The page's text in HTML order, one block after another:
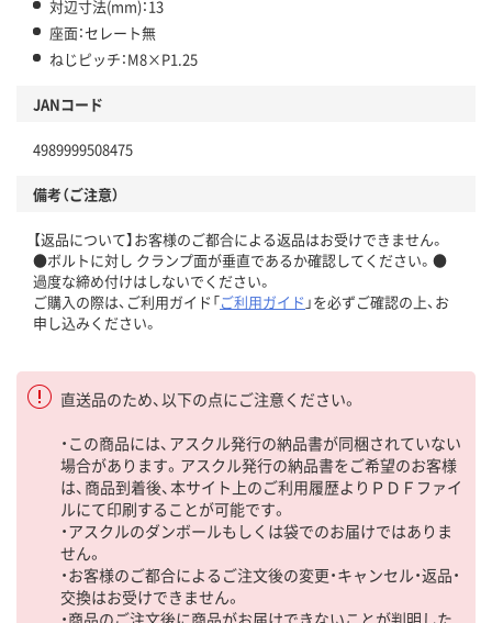
対辺寸法(mm)：13
座面：セレート無
ねじピッチ：M8×P1.25
JANコード
4989999508475
備考（ご注意）
【返品について】お客様のご都合による返品はお受けできません。
●ボルトに対し クランプ面が垂直であるか確認してください。●
過度な締め付けはしないでください。
ご購入の際は、ご利用ガイド「ご利用ガイド 」を必ずご確認の上、お
申し込みください。
直送品のため、以下の点にご注意ください。
・この商品には、アスクル発行の納品書が同梱されていない
場合があります。アスクル発行の納品書をご希望のお客様
は、商品到着後、本サイト上のご利用履歴よりＰＤＦファイ
ルにて印刷することが可能です。
・アスクルのダンボールもしくは袋でのお届けではありま
せん。
・お客様のご都合によるご注文後の変更・キャンセル・返品・
交換はお受けできません。
・商品のご注文後に商品がお届けできないことが判明した